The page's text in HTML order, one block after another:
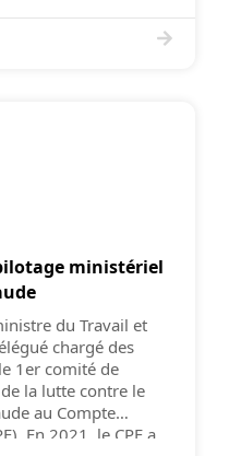
: le domaine […]
ministériel
du Travail et
chargé des
1er comité de
la lutte contre le
au Compte
En 2021, le CPF a